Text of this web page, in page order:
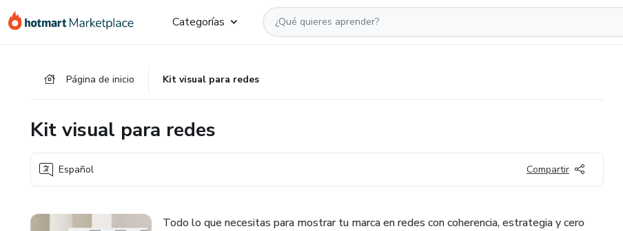
Categorías
Página de inicio Kit visual para redes
Kit visual para redes
Español Compartir
Todo lo que necesitas para mostrar tu marca en redes con coherencia, estrategia y cero